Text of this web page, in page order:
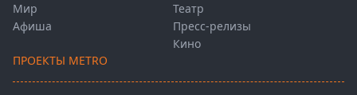
Мир
Афиша
Театр
Пресс-релизы
Кино
ПРОЕКТЫ METRO